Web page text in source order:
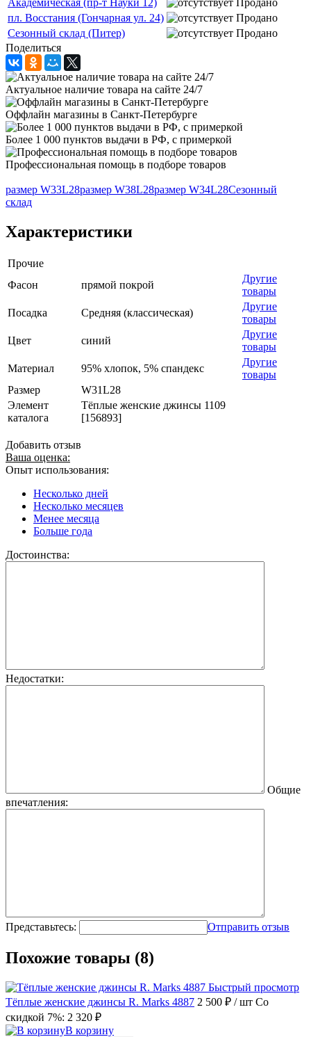
Академическая (пр-т Науки 12)
Продано
пл. Восстания (Гончарная ул. 24)
Продано
Сезонный склад (Питер)
Продано
Поделиться
Актуальное наличие товара на сайте 24/7
Оффлайн магазины в Санкт-Петербурге
Более 1 000 пунктов выдачи в РФ, с примеркой
Профессиональная помощь в подборе товаров
размер W33L28размер W38L28размер W34L28Сезонный
склад
Характеристики
Прочие
Фасон
прямой покрой
Другие
товары
Посадка
Средняя (классическая)
Другие
товары
Цвет
синий
Другие
товары
Материал
95% хлопок, 5% спандекс
Другие
товары
Размер
W31L28
Элемент
каталога
Тёплые женские джинсы 1109
[156893]
Добавить отзыв
Ваша оценка:
Опыт использования:
Несколько дней
Несколько месяцев
Менее месяца
Больше года
Достоинства:
Недостатки:
Общие
впечатления:
Представьтесь: Отправить отзыв
Похожие товары (8)
Быстрый просмотр
Тёплые женские джинсы R. Marks 4887 2 500 ₽ / шт Со
скидкой 7%: 2 320 ₽
В корзину